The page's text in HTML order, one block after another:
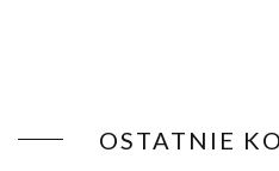
OSTATNIE